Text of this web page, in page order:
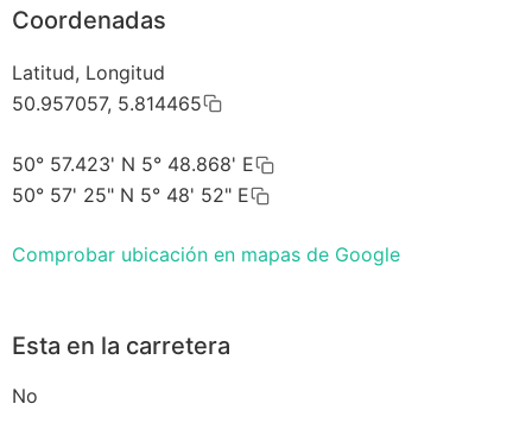
Coordenadas
Latitud, Longitud
50.957057, 5.814465
50° 57.423' N 5° 48.868' E
50° 57' 25" N 5° 48' 52" E
Comprobar ubicación en mapas de Google
Esta en la carretera
No